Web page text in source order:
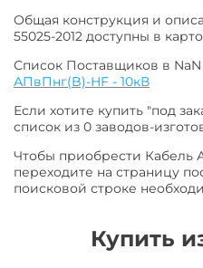
Общая конструкция и
55025-2012 доступны в
Список Поставщиков в NaN
АПвПнг(B)-HF - 10кВ
Если хотите купить "под
список из 0 заводов-
Чтобы приобрести Кабель
переходите на страницу
поисковой строке
Купить